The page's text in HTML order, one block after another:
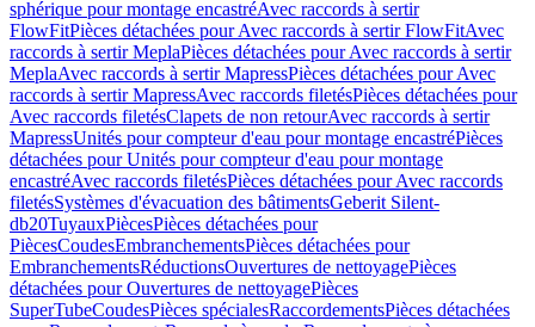
sphérique pour montage encastréAvec raccords à sertir
FlowFitPièces détachées pour Avec raccords à sertir FlowFitAvec
raccords à sertir MeplaPièces détachées pour Avec raccords à sertir
MeplaAvec raccords à sertir MapressPièces détachées pour Avec
raccords à sertir MapressAvec raccords filetésPièces détachées pour
Avec raccords filetésClapets de non retourAvec raccords à sertir
MapressUnités pour compteur d'eau pour montage encastréPièces
détachées pour Unités pour compteur d'eau pour montage
encastréAvec raccords filetésPièces détachées pour Avec raccords
filetésSystèmes d'évacuation des bâtimentsGeberit Silent-
db20TuyauxPiècesPièces détachées pour
PiècesCoudesEmbranchementsPièces détachées pour
EmbranchementsRéductionsOuvertures de nettoyagePièces
détachées pour Ouvertures de nettoyagePièces
SuperTubeCoudesPièces spécialesRaccordementsPièces détachées